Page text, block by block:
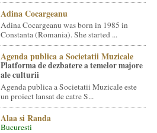
Adina Cocargeanu
Adina Cocargeanu was born in 1985 in
Constanta (Romania). She started ...
Agenda publica a Societatii Muzicale
Platforma de dezbatere a temelor majore
ale culturii
Agenda publica a Societatii Muzicale este
un proiect lansat de catre S...
Alaa si Randa
Bucuresti